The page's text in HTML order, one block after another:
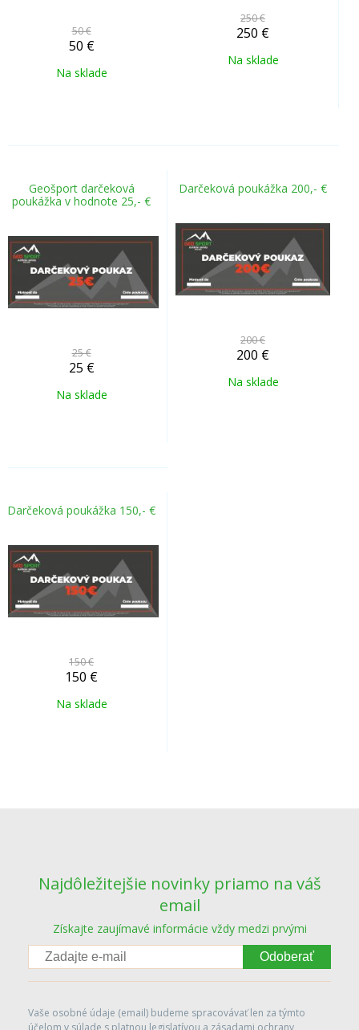
50 €
50 €
Na sklade
250 €
250 €
Na sklade
Geošport darčeková
poukážka v hodnote 25,- €
25 €
25 €
Na sklade
Darčeková poukážka 200,- €
200 €
200 €
Na sklade
Darčeková poukážka 150,- €
150 €
150 €
Na sklade
Najdôležitejšie novinky priamo na váš
email
Získajte zaujímavé informácie vždy medzi prvými
Odoberať
Vaše osobné údaje (email) budeme spracovávať len za týmto
účelom v súlade s platnou legislatívou a zásadami ochrany